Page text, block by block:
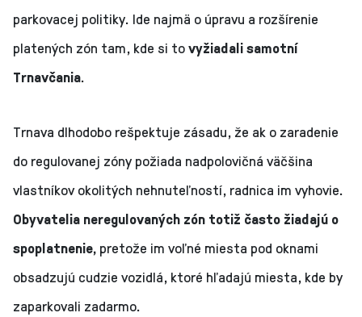
parkovacej politiky. Ide najmä o úpravu a rozšírenie
platených zón tam, kde si tovyžiadali samotní
Trnavčania.
Trnava dlhodobo rešpektuje zásadu, že ak o zaradenie
do regulovanej zóny požiada nadpolovičná väčšina
vlastníkov okolitých nehnuteľností, radnica im vyhovie.
Obyvatelia neregulovaných zón totiž často žiadajú o
spoplatnenie, pretože im voľné miesta pod oknami
obsadzujú cudzie vozidlá, ktoré hľadajú miesta, kde by
zaparkovali zadarmo.